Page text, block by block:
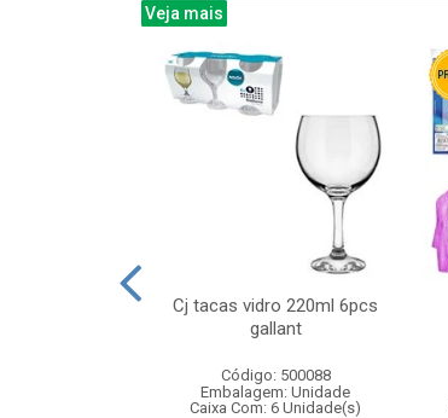
Veja mais
Cj tacas vidro 220ml 6pcs
gallant
Código: 500088
Embalagem: Unidade
Caixa Com: 6 Unidade(s)